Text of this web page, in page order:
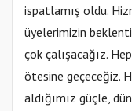
ispatlamış oldu.
üyelerimizin
çok çalışacağız.
ötesine geçeceğiz.
aldığımız güçle,